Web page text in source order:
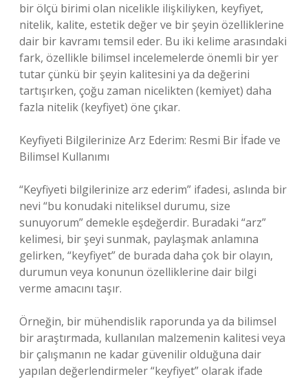
bir ölçü birimi olan nicelikle ilişkiliyken, keyfiyet,
nitelik, kalite, estetik değer ve bir şeyin özelliklerine
dair bir kavramı temsil eder. Bu iki kelime arasındaki
fark, özellikle bilimsel incelemelerde önemli bir yer
tutar çünkü bir şeyin kalitesini ya da değerini
tartışırken, çoğu zaman nicelikten (kemiyet) daha
fazla nitelik (keyfiyet) öne çıkar.
Keyfiyeti Bilgilerinize Arz Ederim: Resmi Bir İfade ve
Bilimsel Kullanımı
“Keyfiyeti bilgilerinize arz ederim” ifadesi, aslında bir
nevi “bu konudaki niteliksel durumu, size
sunuyorum” demekle eşdeğerdir. Buradaki “arz”
kelimesi, bir şeyi sunmak, paylaşmak anlamına
gelirken, “keyfiyet” de burada daha çok bir olayın,
durumun veya konunun özelliklerine dair bilgi
verme amacını taşır.
Örneğin, bir mühendislik raporunda ya da bilimsel
bir araştırmada, kullanılan malzemenin kalitesi veya
bir çalışmanın ne kadar güvenilir olduğuna dair
yapılan değerlendirmeler “keyfiyet” olarak ifade